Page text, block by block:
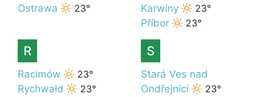
Ostrawa
23°
Karwiny
23°
Příbor
23°
R
Racimów
23°
Rychwałd
23°
S
Stará Ves nad
Ondřejnicí
23°